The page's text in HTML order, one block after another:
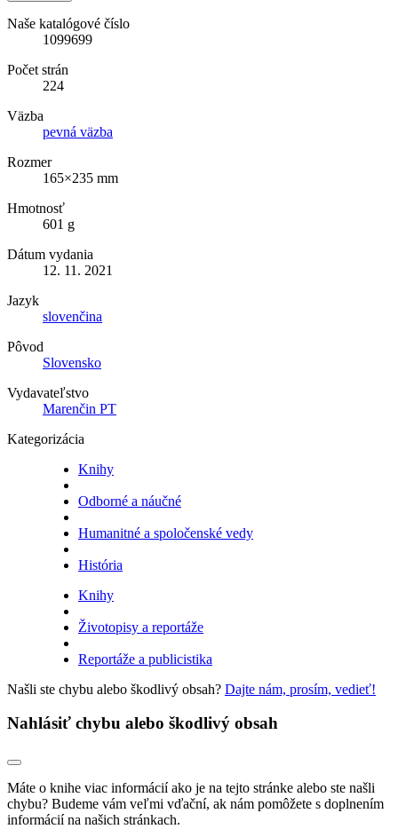
Naše katalógové číslo
1099699
Počet strán
224
Väzba
pevná väzba
Rozmer
165×235 mm
Hmotnosť
601 g
Dátum vydania
12. 11. 2021
Jazyk
slovenčina
Pôvod
Slovensko
Vydavateľstvo
Marenčin PT
Kategorizácia
Knihy
Odborné a náučné
Humanitné a spoločenské vedy
História
Knihy
Životopisy a reportáže
Reportáže a publicistika
Našli ste chybu alebo škodlivý obsah? Dajte nám, prosím, vedieť!
Nahlásiť chybu alebo škodlivý obsah
Máte o knihe viac informácií ako je na tejto stránke alebo ste našli
chybu? Budeme vám veľmi vďační, ak nám pomôžete s doplnením
informácií na našich stránkach.